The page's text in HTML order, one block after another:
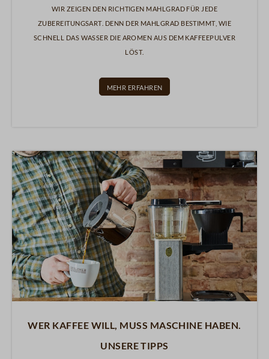
Wir zeigen den richtigen Mahlgrad für jede
Zubereitungsart. Denn der Mahlgrad bestimmt, wie
schnell das Wasser die Aromen aus dem Kaffeepulver
löst.
Mehr erfahren
Wer Kaffee will, muss Maschine haben.
Unsere Tipps